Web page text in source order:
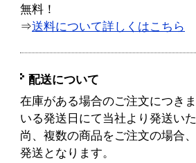
無料！
⇒送料について詳しくはこちら
配送について
在庫がある場合のご注文につき
いる発送日にて当社より発送い
尚、複数の商品をご注文の場合
発送となります。